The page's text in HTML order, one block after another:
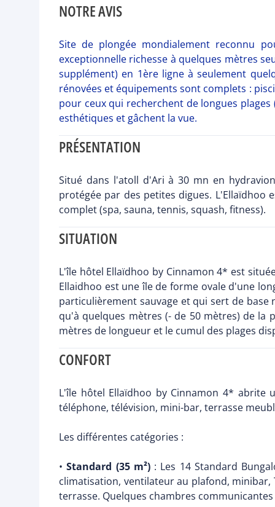
NOTRE AVIS
Site de plongée mondialement reconnu
exceptionnelle richesse à quelques mètres
supplément) en 1ère ligne à seulement
rénovées et équipements sont complets :
pour ceux qui recherchent de longues
esthétiques et gâchent la vue.
PRÉSENTATION
Situé dans l'atoll d'Ari à 30 mn en
protégée par des petites digues.
complet (spa, sauna, tennis, squash, fitness).
SITUATION
L'île hôtel Ellaïdhoo by Cinnamon 4* est
Ellaidhoo est une île de forme ovale d'une
particulièrement sauvage et qui sert de
qu'à quelques mètres (- de 50 mètres) de la
mètres de longueur et le cumul des plages
CONFORT
L'île hôtel Ellaïdhoo by Cinnamon 4* abrite
téléphone, télévision, mini-bar, terrasse
Les différentes catégories :
•Standard (35 m²): Les 14 Standard
climatisation, ventilateur au plafond,
terrasse. Quelques chambres